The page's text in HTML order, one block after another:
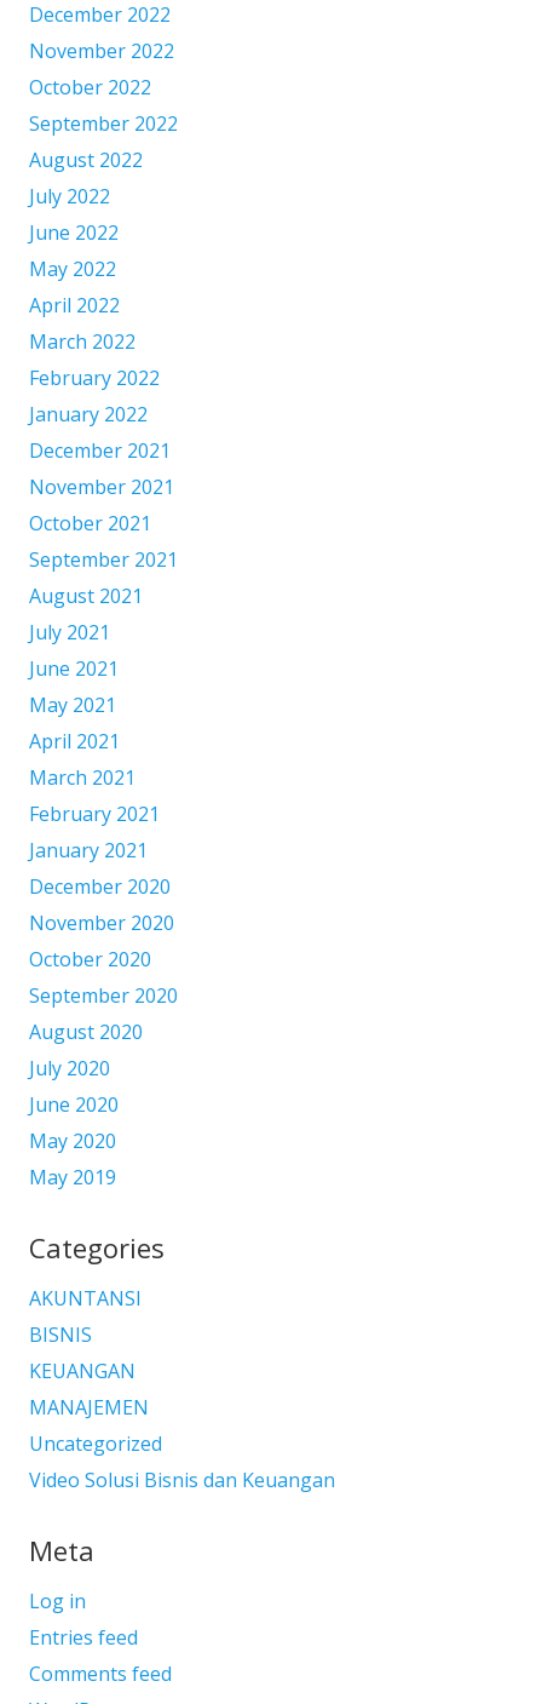
December 2022
November 2022
October 2022
September 2022
August 2022
July 2022
June 2022
May 2022
April 2022
March 2022
February 2022
January 2022
December 2021
November 2021
October 2021
September 2021
August 2021
July 2021
June 2021
May 2021
April 2021
March 2021
February 2021
January 2021
December 2020
November 2020
October 2020
September 2020
August 2020
July 2020
June 2020
May 2020
May 2019
Categories
AKUNTANSI
BISNIS
KEUANGAN
MANAJEMEN
Uncategorized
Video Solusi Bisnis dan Keuangan
Meta
Log in
Entries feed
Comments feed